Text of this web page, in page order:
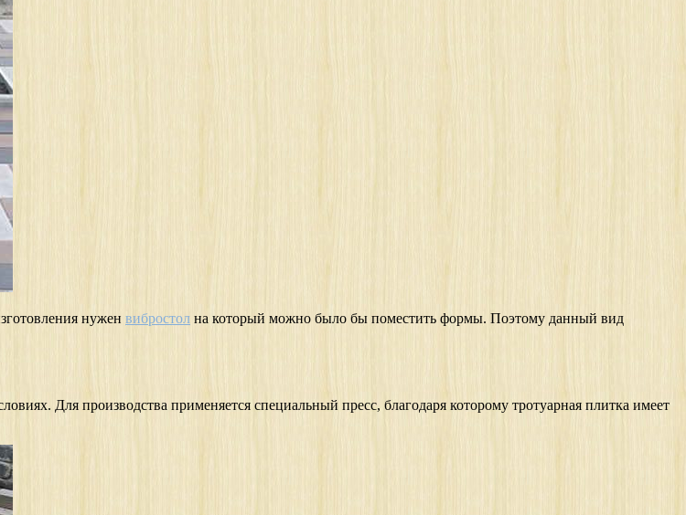
нужен вибростол на который можно было бы поместить формы. Поэтому данный вид
Для производства применяется специальный пресс, благодаря которому тротуарная плитка имеет